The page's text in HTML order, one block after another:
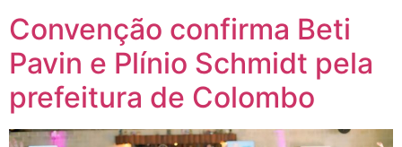
Convenção confirma Beti
Pavin e Plínio Schmidt pela
prefeitura de Colombo